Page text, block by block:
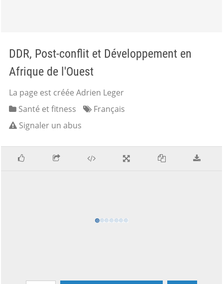
DDR, Post-conflit et Développement en
Afrique de l'Ouest
La page est créée Adrien Leger
Santé et fitness
Français
Signaler un abus